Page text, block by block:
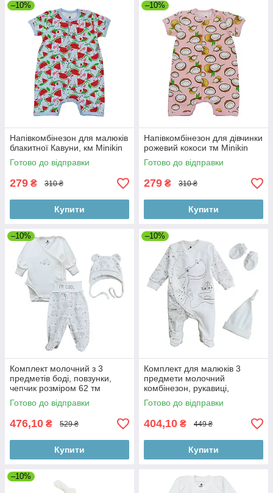
–10%
Напівкомбінезон для малюків
блакитної Кавуни, км Minikin
Готово до відправки
279 ₴ 310 ₴
Купити
–10%
Напівкомбінезон для дівчинки
рожевий кокоси тм Minikin
Готово до відправки
279 ₴ 310 ₴
Купити
–10%
Комплект молочний з 3
предметів боді, повзунки,
чепчик розміром 62 тм
MiniKin
Готово до відправки
476,10 ₴ 529 ₴
Купити
–10%
Комплект для малюків 3
предмети молочний
комбінезон, рукавиці,
шапочка з вузликом тм
Minikin
Готово до відправки
404,10 ₴ 449 ₴
Купити
–10%